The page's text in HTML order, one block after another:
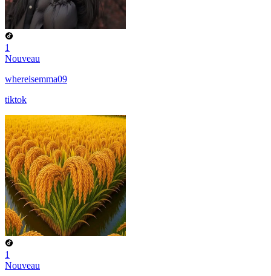
1
Nouveau
whereisemma09
tiktok
1
Nouveau